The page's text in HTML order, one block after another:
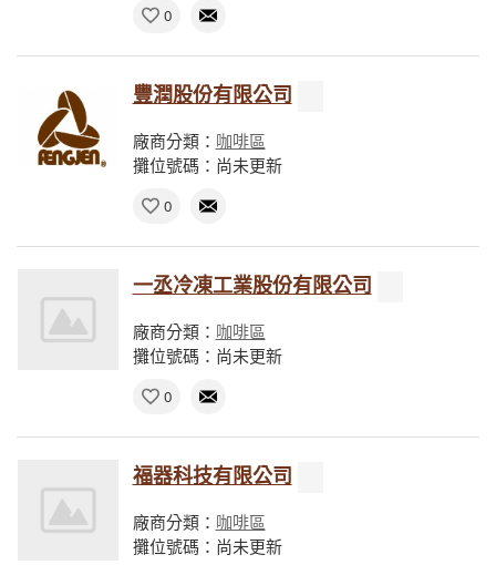
0
豐潤股份有限公司
廠商分類： 咖啡區
攤位號碼：尚未更新
0
一丞冷凍工業股份有限公司
廠商分類： 咖啡區
攤位號碼：尚未更新
0
福器科技有限公司
廠商分類： 咖啡區
攤位號碼：尚未更新